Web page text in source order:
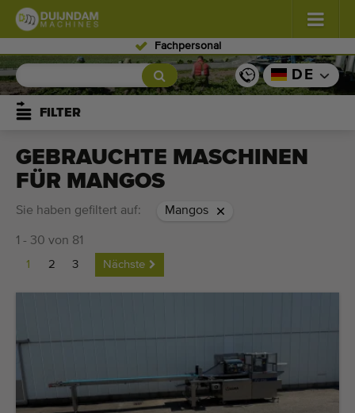
Fachpersonal
Blumen und Pflanzen (587)
Freiland Gemüse
Gewächshausgemüse (350)
Obst (336)
Verkauf Ihr Maschine!
Suche nach Typ
Zuletzt hinzugefügt Maschinen
Maschinen Nachrichten
DE
FILTER
GEBRAUCHTE MASCHINEN
FÜR MANGOS
Sie haben gefiltert auf: Mangos
1 - 30 von 81
1 2 3 Nächste